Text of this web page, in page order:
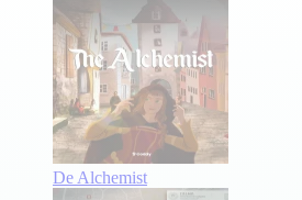
De Alchemist